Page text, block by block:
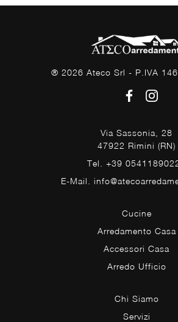
® 2026 Ateco Srl - P.IVA
Via Sassonia, 28
47922 Rimini (RN)
Tel. +39
E-Mail.
Cucine
Arredamento Casa
Accessori Casa
Arredo Ufficio
Chi Siamo
Servizi